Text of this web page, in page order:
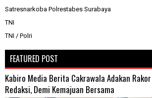
Satresnarkoba Polrestabes Surabaya
TNI
TNI / Polri
FEATURED POST
Kabiro Media Berita Cakrawala Adakan
Redaksi, Demi Kemajuan Bersama